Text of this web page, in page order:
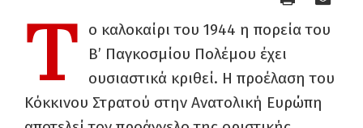
Τ
ο καλοκαίρι του 1944 η πορεία του
Β’ Παγκοσμίου Πολέμου έχει
ουσιαστικά κριθεί. Η προέλαση του
Κόκκινου Στρατού στην Ανατολική Ευρώπη